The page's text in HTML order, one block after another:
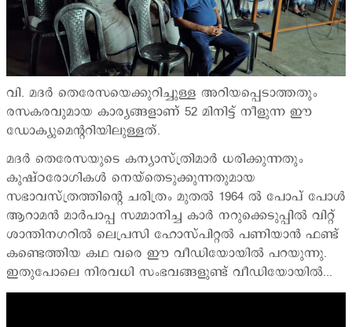
വി. മദര്‍ തെരേസയെക്കുറിച്ചുള്ള അറിയപ്പെടാത്തതും
രസകരവുമായ കാര്യങ്ങളാണ് 52 മിനിട്ട് നീളുന്ന ഈ
ഡോക്യുമെന്‍ററിയിലുള്ളത്.
മദര്‍ തെരേസയുടെ കന്യാസ്ത്രിമാര്‍ ധരിക്കുന്നതും
കുഷ്ഠരോഗികള്‍ നെയ്തെടുക്കുന്നതുമായ
സഭാവസ്ത്രത്തിന്‍റെ ചരിത്രം മുതല്‍ 1964 ല്‍ പോപ് പോള്‍
ആറാമന്‍ മാര്‍പാപ്പ സമ്മാനിച്ച കാര്‍ നറുക്കെടുപ്പില്‍ വിറ്റ്
ശാന്തിനഗറില്‍ ലെപ്രസി ഹോസ്പിറ്റല്‍ പണിയാന്‍ ഫണ്ട്
കണ്ടെത്തിയ കഥ വരെ ഈ വീഡിയോയില്‍ പറയുന്നു.
ഇതുപോലെ നിരവധി സംഭവങ്ങളുണ്ട് വീഡിയോയില്‍...